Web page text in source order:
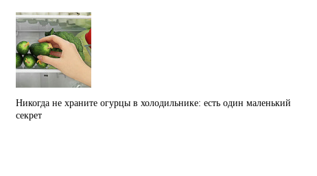
Никогда не храните огурцы в холодильнике: есть один маленький
секрет